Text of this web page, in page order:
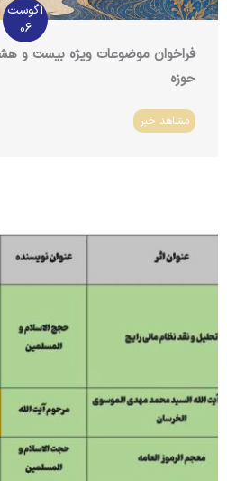
آگوست
06
فراخوان موضوعات ویژه بیست و
حوزه
مشاهد خبر